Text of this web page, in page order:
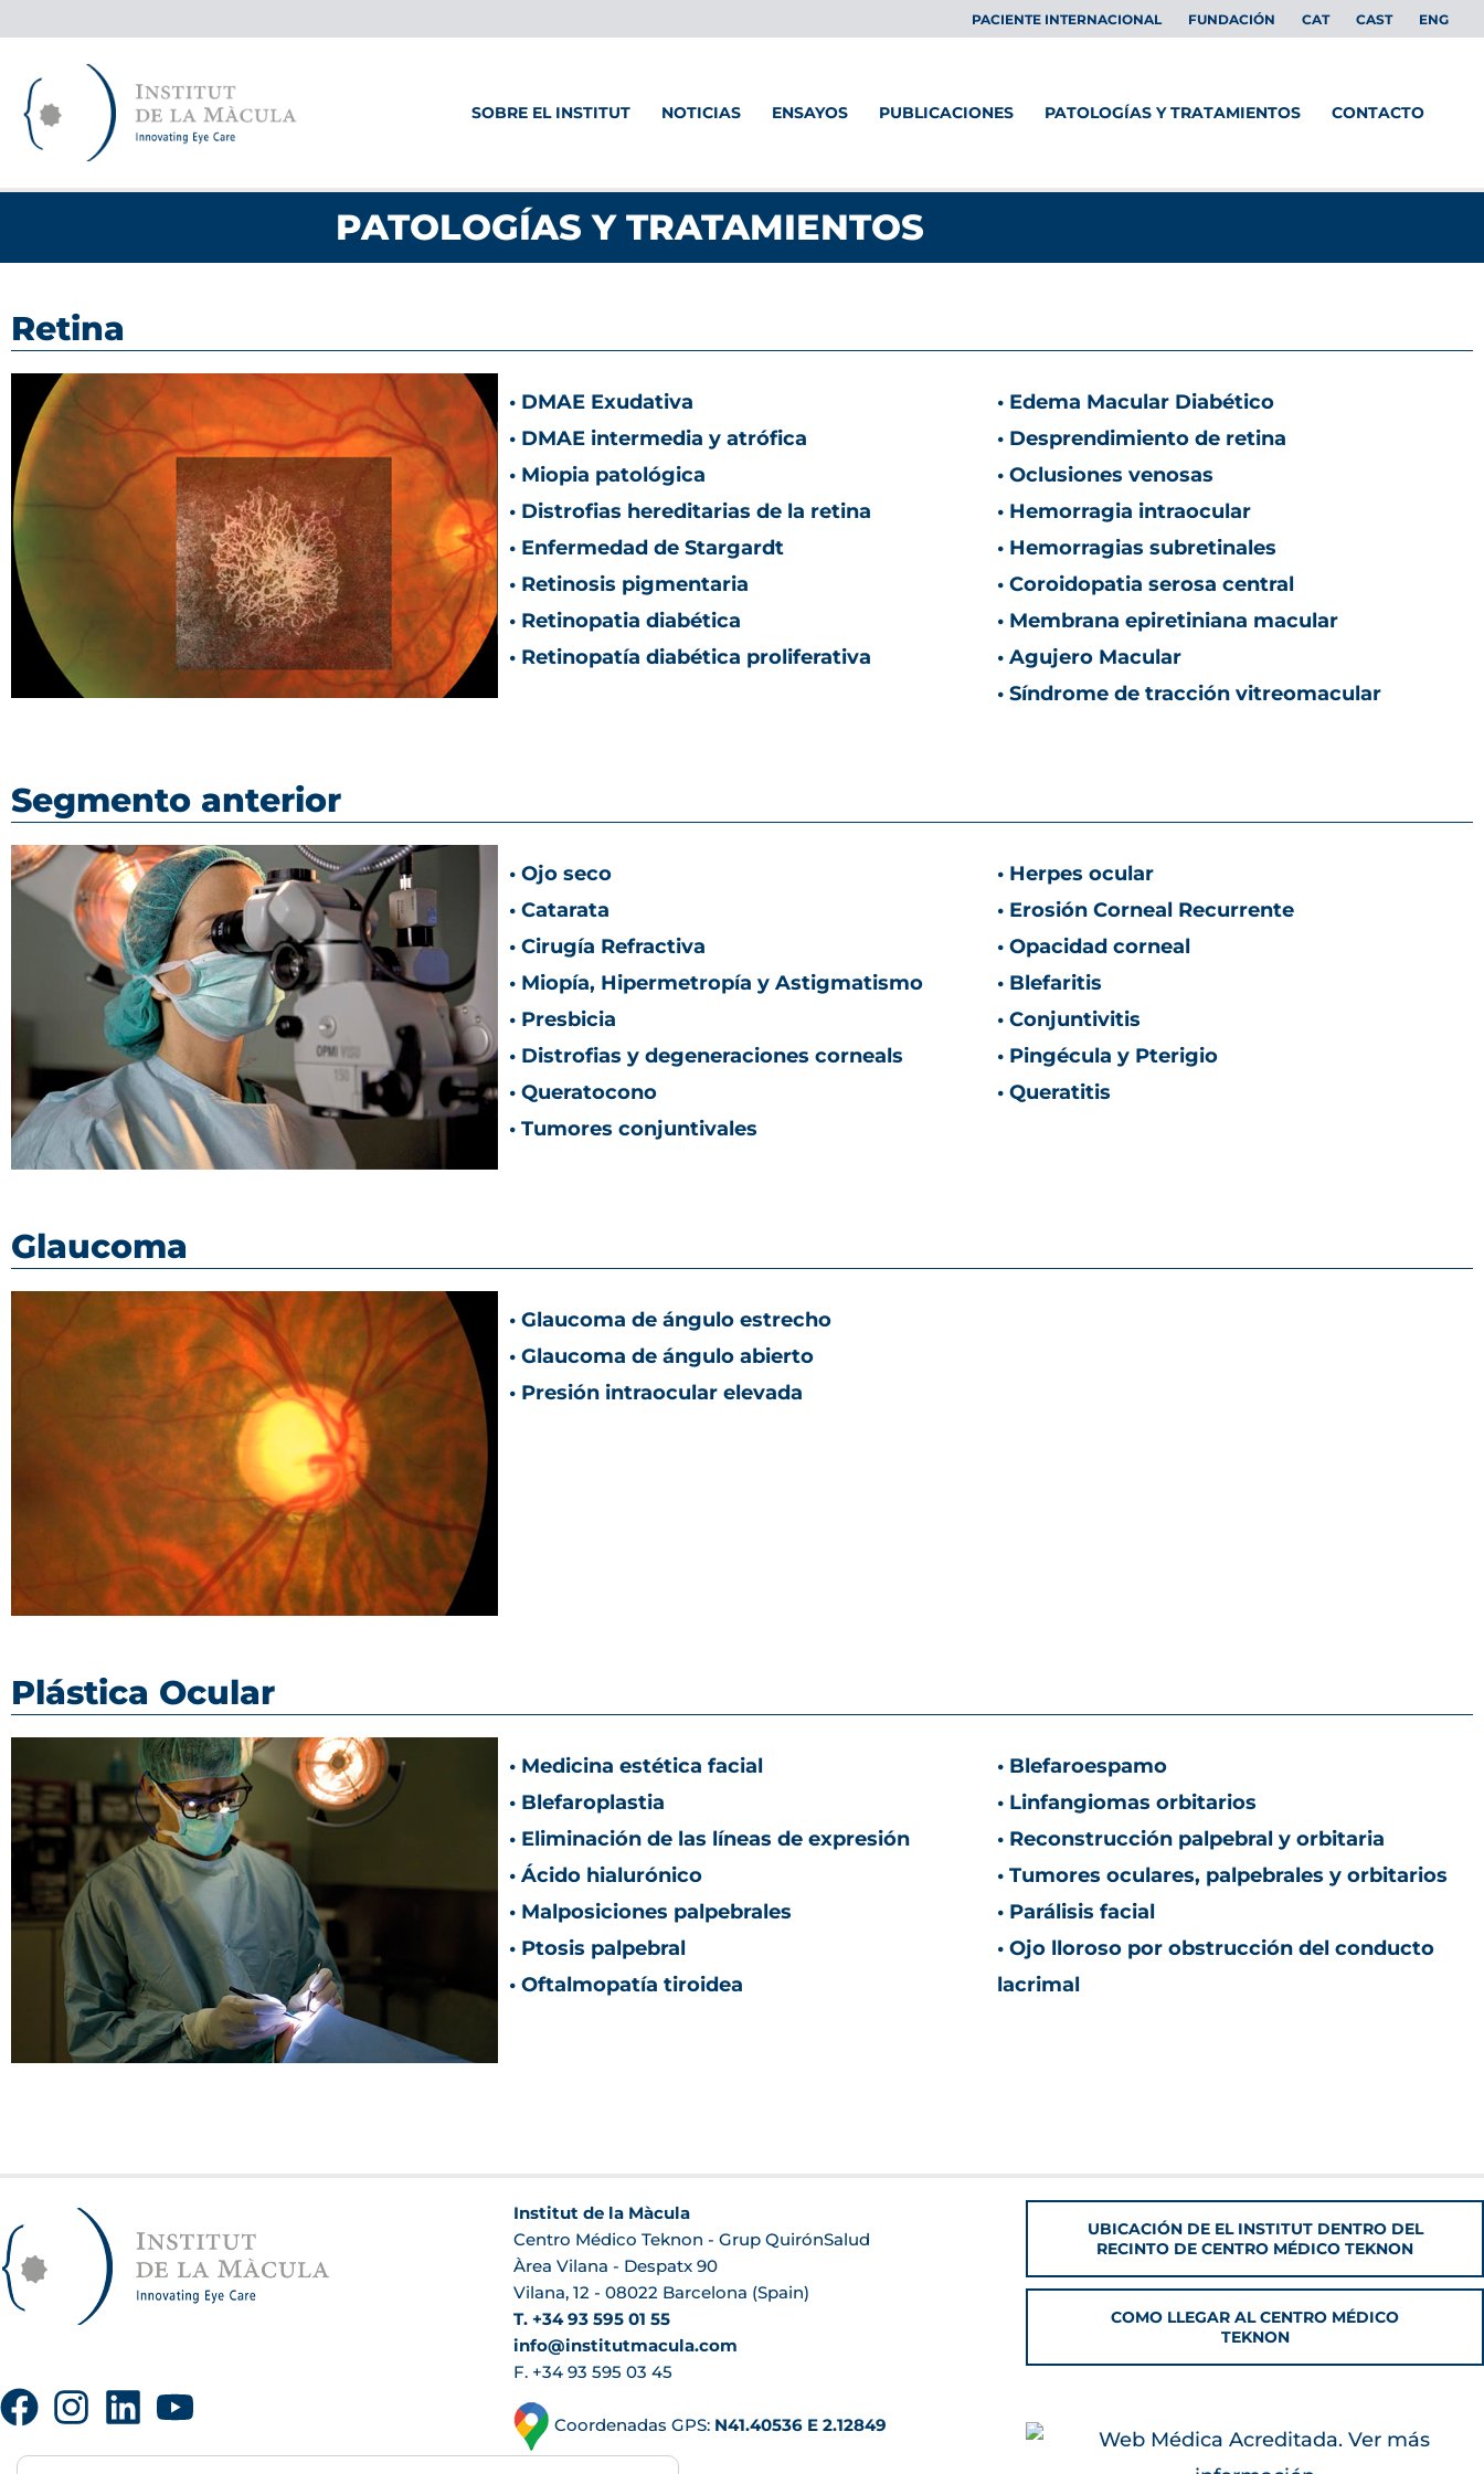
contenido
PACIENTE INTERNACIONAL FUNDACIÓN CAT CAST ENG
SOBRE EL INSTITUT NOTICIAS ENSAYOS PUBLICACIONES PATOLOGÍAS Y TRATAMIENTOS CONTACTO
PATOLOGÍAS Y TRATAMIENTOS
Retina
• DMAE Exudativa
• DMAE intermedia y atrófica
• Miopia patológica
• Distrofias hereditarias de la retina
• Enfermedad de Stargardt
• Retinosis pigmentaria
• Retinopatia diabética
• Retinopatía diabética proliferativa
• Edema Macular Diabético
• Desprendimiento de retina
• Oclusiones venosas
• Hemorragia intraocular
• Hemorragias subretinales
• Coroidopatia serosa central
• Membrana epiretiniana macular
• Agujero Macular
• Síndrome de tracción vitreomacular
Segmento anterior
• Ojo seco
• Catarata
• Cirugía Refractiva
• Miopía, Hipermetropía y Astigmatismo
• Presbicia
• Distrofias y degeneraciones corneals
• Queratocono
• Tumores conjuntivales
• Herpes ocular
• Erosión Corneal Recurrente
• Opacidad corneal
• Blefaritis
• Conjuntivitis
• Pingécula y Pterigio
• Queratitis
Glaucoma
• Glaucoma de ángulo estrecho
• Glaucoma de ángulo abierto
• Presión intraocular elevada
Plástica Ocular
• Medicina estética facial
• Blefaroplastia
• Eliminación de las líneas de expresión
• Ácido hialurónico
• Malposiciones palpebrales
• Ptosis palpebral
• Oftalmopatía tiroidea
• Blefaroespamo
• Linfangiomas orbitarios
• Reconstrucción palpebral y orbitaria
• Tumores oculares, palpebrales y orbitarios
• Parálisis facial
• Ojo lloroso por obstrucción del conducto
lacrimal
Institut de la Màcula
Centro Médico Teknon - Grup QuirónSalud
Àrea Vilana - Despatx 90
Vilana, 12 - 08022 Barcelona (Spain)
T. +34 93 595 01 55
info@institutmacula.com
F. +34 93 595 03 45
Coordenadas GPS: N41.40536 E 2.12849
UBICACIÓN DE EL INSTITUT DENTRO DEL
RECINTO DE CENTRO MÉDICO TEKNON
COMO LLEGAR AL CENTRO MÉDICO
TEKNON